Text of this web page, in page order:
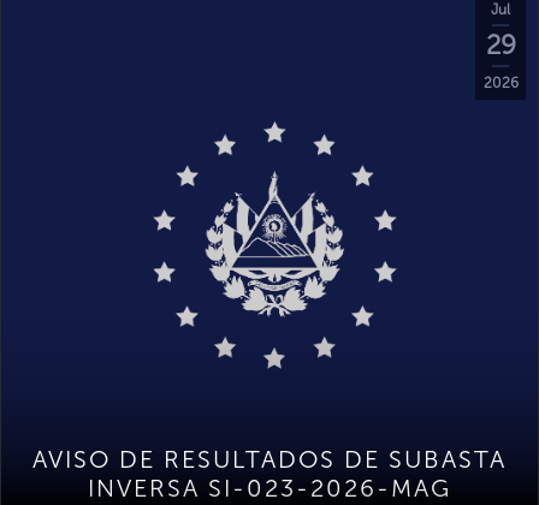
Jul
29
2026
AVISO DE RESULTADOS DE SUBASTA
INVERSA SI-023-2026-MAG